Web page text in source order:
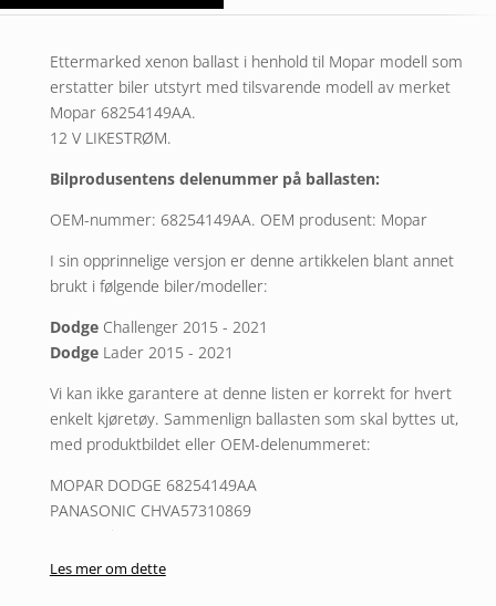
Ettermarked xenon ballast i henhold til Mopar modell som
erstatter biler utstyrt med tilsvarende modell av merket
Mopar 68254149AA.
12 V LIKESTRØM.
Bilprodusentens delenummer på ballasten:
OEM-nummer: 68254149AA. OEM produsent: Mopar
I sin opprinnelige versjon er denne artikkelen blant annet
brukt i følgende biler/modeller:
DodgeChallenger 2015 - 2021
DodgeLader 2015 - 2021
Vi kan ikke garantere at denne listen er korrekt for hvert
enkelt kjøretøy. Sammenlign ballasten som skal byttes ut,
med produktbildet eller OEM-delenummeret:
MOPAR DODGE 68254149AA
PANASONIC CHVA57310869
Panasonic CHVA48F10333
2 års garanti
Les mer om dette